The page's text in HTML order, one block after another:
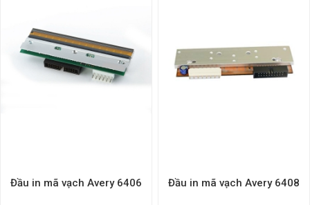
Đầu in mã vạch Avery 6406 Đầu in mã vạch Avery 6408